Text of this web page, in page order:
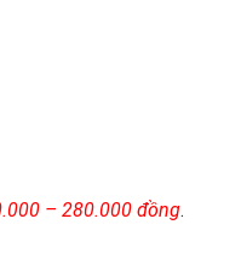
– 280.000 đồng.